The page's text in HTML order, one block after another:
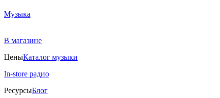
Музыка
В магазине
ЦеныКаталог музыки
In-store радио
РесурсыБлог